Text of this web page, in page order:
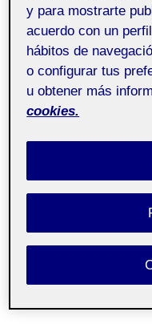
y para mostrarte
acuerdo con un
hábitos de
o configurar tus
u obtener más
cookies.